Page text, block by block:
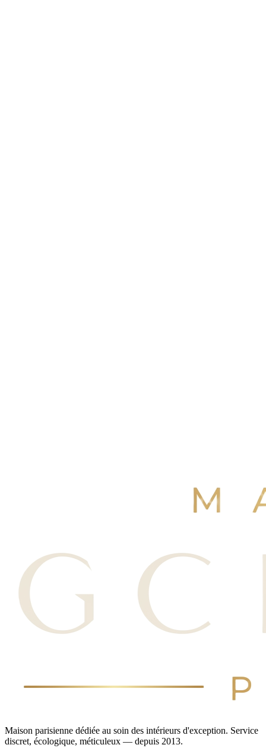
Maison parisienne dédiée au soin des intérieurs d'exception. Service
discret, écologique, méticuleux — depuis 2013.